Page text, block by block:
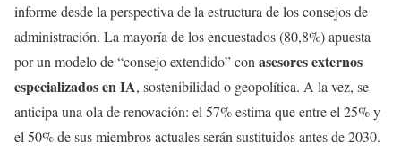
informe desde la perspectiva de la estructura de los consejos de
administración. La mayoría de los encuestados (80,8%) apuesta
por un modelo de “consejo extendido” con asesores externos
especializados en IA, sostenibilidad o geopolítica. A la vez, se
anticipa una ola de renovación: el 57% estima que entre el 25% y
el 50% de sus miembros actuales serán sustituidos antes de 2030.